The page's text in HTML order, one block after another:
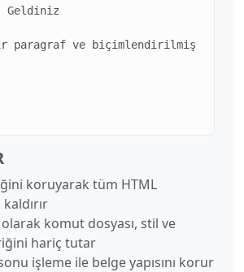
Geldiniz
paragraf ve biçimlendirilmiş
koruyarak tüm HTML
olarak komut dosyası, stil ve
hariç tutar
sonu işleme ile belge yapısını korur